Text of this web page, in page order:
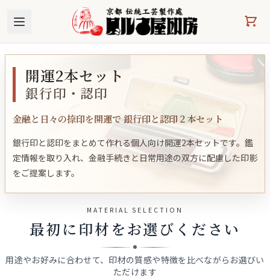
開運2本セット
銀行印・認印
金融と日々の捺印を開運で 銀行印と認印２本セット
銀行印と認印をまとめて作れる個人向け開運2本セットです。鑑
定情報を取り入れ、金融手続きと日常用途の双方に配慮した印影
をご提案します。
MATERIAL SELECTION
最初に印材をお選びください
用途やお好みに合わせて、印材の質感や特徴を比べながらお選びい
ただけます